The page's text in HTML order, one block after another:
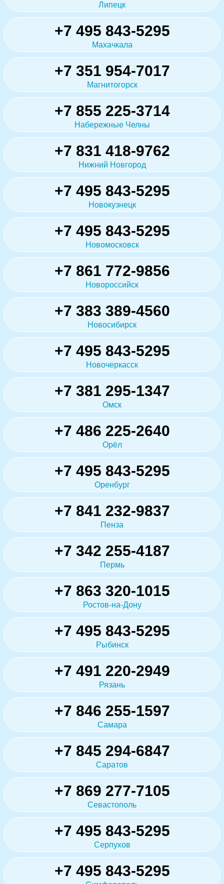
Липецк
+7 495 843-5295
Махачкала
+7 351 954-7017
Магнитогорск
+7 855 225-3714
Набережные Челны
+7 831 418-9762
Нижний Новгород
+7 495 843-5295
Новокузнецк
+7 495 843-5295
Новомосковск
+7 861 772-9856
Новороссийск
+7 383 389-4560
Новосибирск
+7 495 843-5295
Новочеркасск
+7 381 295-1347
Омск
+7 486 225-2640
Орёл
+7 495 843-5295
Оренбург
+7 841 232-9837
Пенза
+7 342 255-4187
Пермь
+7 863 320-1015
Ростов-на-Дону
+7 495 843-5295
Рыбинск
+7 491 220-2949
Рязань
+7 846 255-1597
Самара
+7 845 294-6847
Саратов
+7 869 277-7105
Севастополь
+7 495 843-5295
Серпухов
+7 495 843-5295